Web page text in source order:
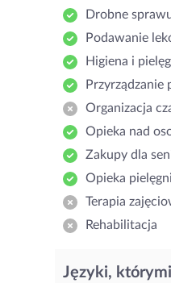
Drobne
Podawanie
Higiena i
Przyrządzanie
Organizacja
Opieka nad
Zakupy dla
Opieka
Terapia
Rehabilitacja
Języki,